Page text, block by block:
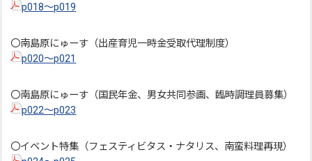
p018～p019
〇南島原にゅーす（出産育児一時金受取代理制度）
p020～p021
〇南島原にゅーす（国民年金、男女共同参画、臨時調理員募集）
p022～p023
〇イベント特集（フェスティビタス・ナタリス、南蛮料理再現）